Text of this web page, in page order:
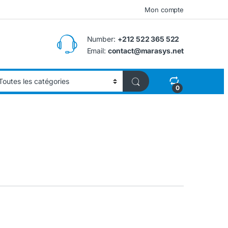
Mon compte
Number: +212 522 365 522
Email: contact@marasys.net
0